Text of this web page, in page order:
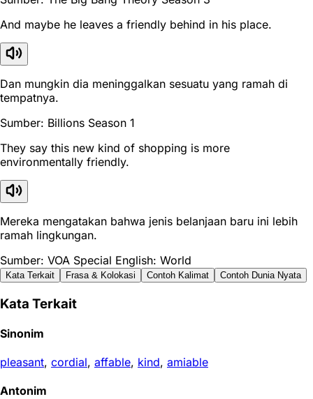
And maybe he leaves a friendly behind in his place.
Dan mungkin dia meninggalkan sesuatu yang ramah di
tempatnya.
Sumber: Billions Season 1
They say this new kind of shopping is more
environmentally friendly.
Mereka mengatakan bahwa jenis belanjaan baru ini lebih
ramah lingkungan.
Sumber: VOA Special English: World
Kata Terkait Frasa & Kolokasi Contoh Kalimat Contoh Dunia Nyata
Kata Terkait
Sinonim
pleasant, cordial, affable, kind, amiable
Antonim